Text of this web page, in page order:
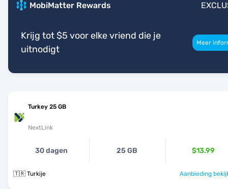
MobiMatter Rewards
Krijg tot $5 voor elke vriend die je
uitnodigt
Meer
Turkey 25 GB
NextLink
30 dagen 25 GB $13.99
🇹🇷 Turkije Aanbieding